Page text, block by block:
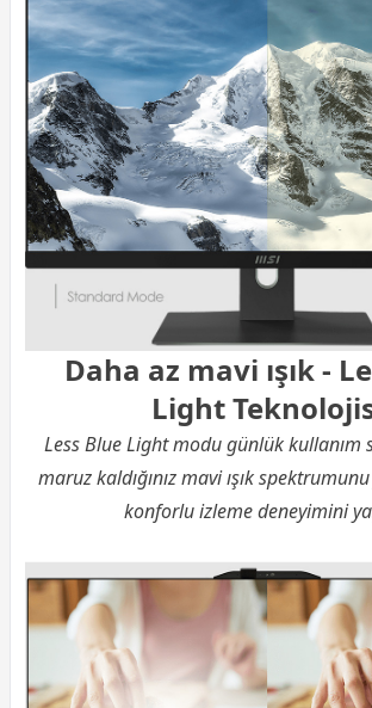
Daha az mavi ışık -
Light
Less Blue Light modu günlük kullanım
maruz kaldığınız mavi ışık
konforlu izleme deneyimini